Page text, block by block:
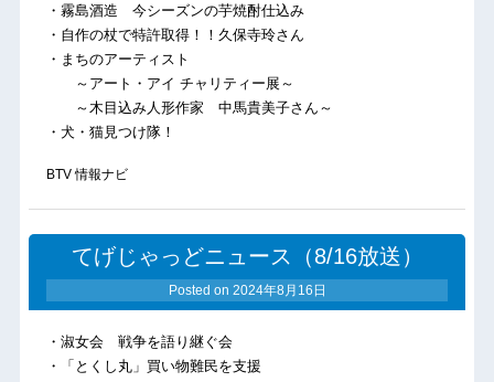
・霧島酒造 今シーズンの芋焼酎仕込み
・自作の杖で特許取得！！久保寺玲さん
・まちのアーティスト
～アート・アイ チャリティー展～
～木目込み人形作家 中馬貴美子さん～
・犬・猫見つけ隊！
BTV 情報ナビ
てげじゃっどニュース（8/16放送）
Posted on 2024年8月16日
・淑女会 戦争を語り継ぐ会
・「とくし丸」買い物難民を支援